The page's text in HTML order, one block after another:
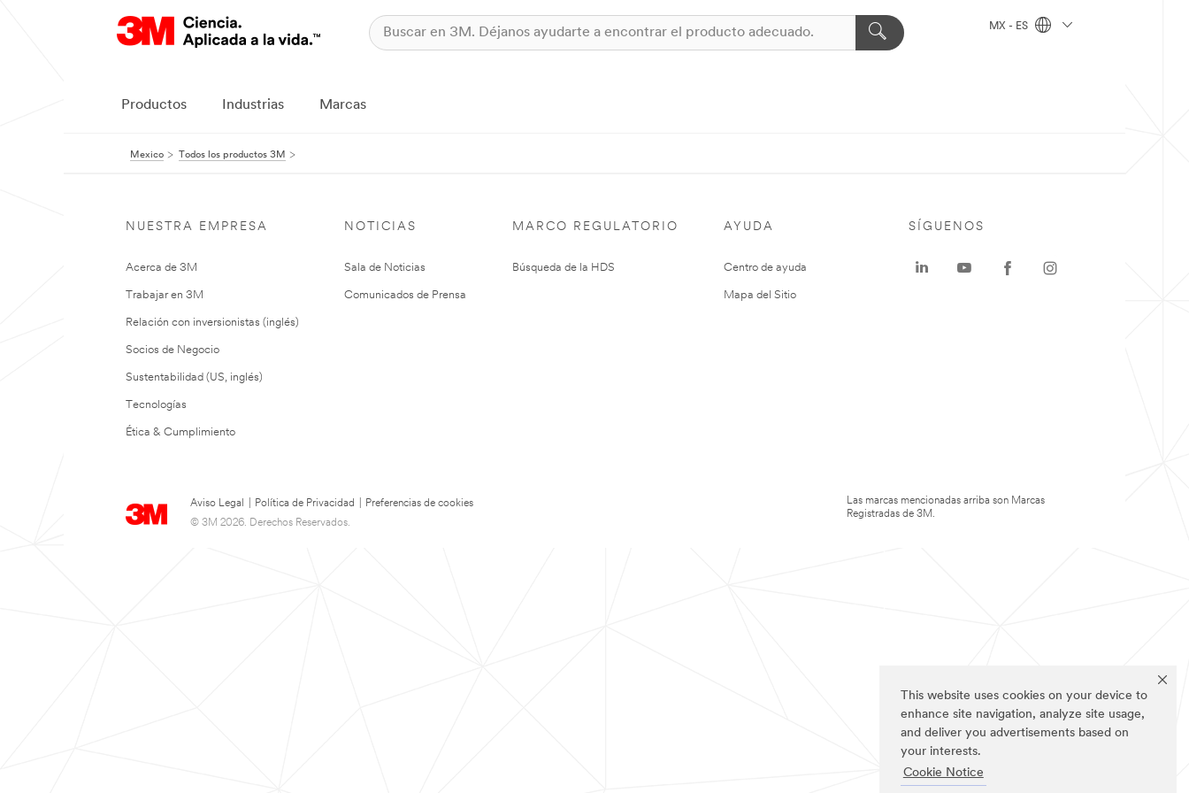
This website uses cookies on your device to
enhance site navigation, analyze site usage,
and deliver you advertisements based on
your interests.
Cookie Notice
MX - ES
Productos Industrias Marcas
Mexico Todos los productos 3M
NUESTRA EMPRESA
Acerca de 3M
Trabajar en 3M
Relación con inversionistas (inglés)
Socios de Negocio
Sustentabilidad (US, inglés)
Tecnologías
Ética & Cumplimiento
NOTICIAS
Sala de Noticias
Comunicados de Prensa
MARCO REGULATORIO
Búsqueda de la HDS
AYUDA
Centro de ayuda
Mapa del Sitio
Aviso Legal Política de Privacidad
Preferencias de cookies
© 3M 2026. Derechos Reservados.
SÍGUENOS
Las marcas mencionadas arriba son Marcas
Registradas de 3M.